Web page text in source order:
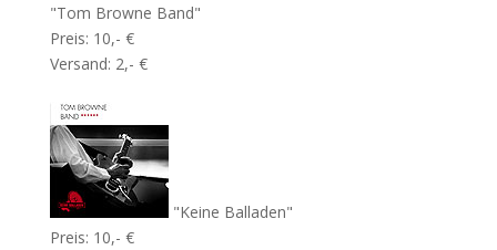
"Tom Browne Band"
Preis: 10,- €
Versand: 2,- €
"Keine Balladen"
Preis: 10,- €